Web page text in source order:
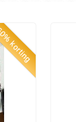
korting